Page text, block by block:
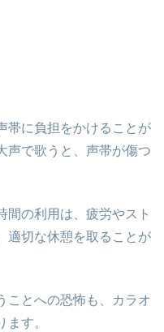
帯に負担をかけることが
声で歌うと、声帯が傷つ
間の利用は、疲労やスト
適切な休憩を取ることが
ことへの恐怖も、カラオ
す。